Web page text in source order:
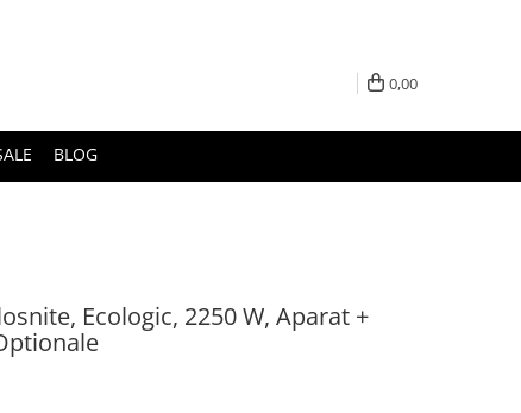
0,00
BLOG
Ecologic, 2250 W, Aparat +